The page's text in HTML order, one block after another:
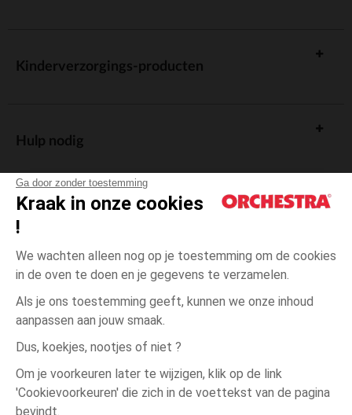
Ga door zonder toestemming
Kraak in onze cookies
!
We wachten alleen nog op je toestemming om de cookies
in de oven te doen en je gegevens te verzamelen.
Als je ons toestemming geeft, kunnen we onze inhoud
aanpassen aan jouw smaak.
Dus, koekjes, nootjes of niet ?
Om je voorkeuren later te wijzigen, klik op de link
'Cookievoorkeuren' die zich in de voettekst van de pagina
bevindt.
Beige Beige
3
Kinderverzorgings-producten
Hulp nodig
Algemene verkoopsvoorwaarden
Wettelijke bepalingen
Persoonsgegevens